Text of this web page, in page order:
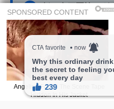
新FB主頁正妹2.0追
facebook.com/
Telegram 频道追起
大尺度美图只有在
加入Telegram 频道